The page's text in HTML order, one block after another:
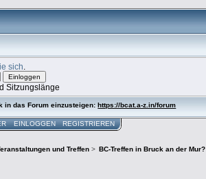
sich
Sitzungslänge
in das Forum einzusteigen:https://bcat.a-z.in/forum
EINLOGGEN REGISTRIEREN
und Treffen> BC-Treffen in Bruck an der Mur?